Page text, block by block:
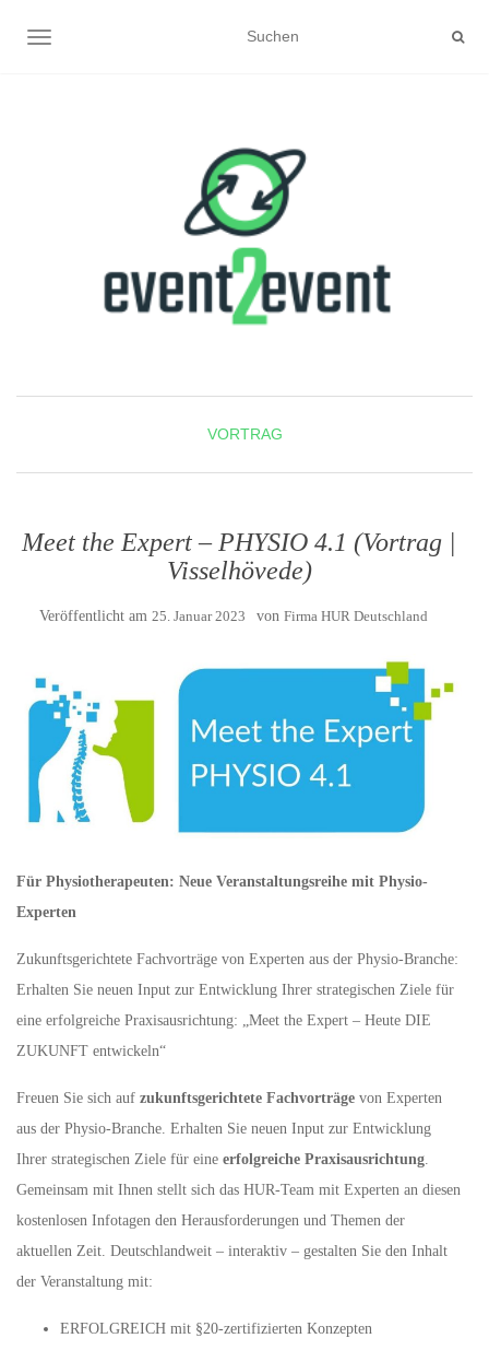
NAVIGATION UMSCHALTEN
VORTRAG
Meet the Expert – PHYSIO 4.1 (Vortrag |
Visselhövede)
Veröffentlicht am 25. Januar 2023 von Firma HUR Deutschland
Für Physiotherapeuten: Neue Veranstaltungsreihe mit Physio-
Experten
Zukunftsgerichtete Fachvorträge von Experten aus der Physio-Branche:
Erhalten Sie neuen Input zur Entwicklung Ihrer strategischen Ziele für
eine erfolgreiche Praxisausrichtung: „Meet the Expert – Heute DIE
ZUKUNFT entwickeln“
Freuen Sie sich auf zukunftsgerichtete Fachvorträge von Experten
aus der Physio-Branche. Erhalten Sie neuen Input zur Entwicklung
Ihrer strategischen Ziele für eine erfolgreiche Praxisausrichtung.
Gemeinsam mit Ihnen stellt sich das HUR-Team mit Experten an diesen
kostenlosen Infotagen den Herausforderungen und Themen der
aktuellen Zeit. Deutschlandweit – interaktiv – gestalten Sie den Inhalt
der Veranstaltung mit:
ERFOLGREICH mit §20-zertifizierten Konzepten